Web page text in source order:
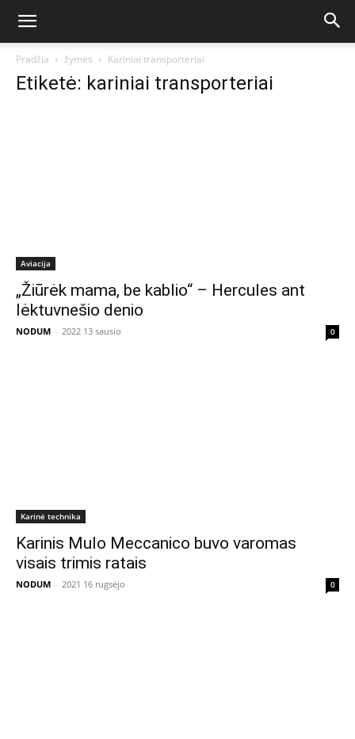
Pradžia žymės Kariniai transporteriai
Etiketė: kariniai transporteriai
Aviacija
„Žiūrėk mama, be kablio“ – Hercules ant
lėktuvnešio denio
NODUM - 2022 13 sausio 0
Karinė technika
Karinis Mulo Meccanico buvo varomas
visais trimis ratais
NODUM - 2021 16 rugsėjo 0